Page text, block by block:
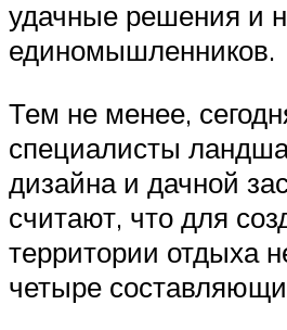
удачные решения и
единомышленников.
Тем не менее,
специалисты
дизайна и дачной
считают, что для
территории отдыха
четыре